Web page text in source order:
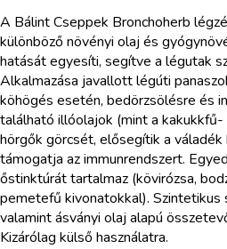
A Bálint Cseppek Bronchoherb
különböző növényi olaj és
hatását egyesíti, segítve a légutak
Alkalmazása javallott légúti
köhögés esetén, bedörzsölésre és
található illóolajok (mint a
hörgők görcsét, elősegítik a
támogatja az immunrendszert.
őstinktúrát tartalmaz (kövirózsa,
pemetefű kivonatokkal). Szintetikus
valamint ásványi olaj alapú
Kizárólag külső használatra.